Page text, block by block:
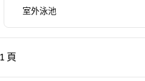
室外泳池
第 1 頁（共 1 頁）
第 1 頁，共 1 頁
頁